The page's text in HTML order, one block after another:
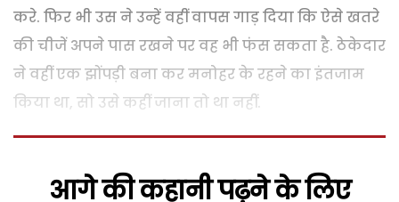
करे. फिर भी उस ने उन्हें वहीं वापस गाड़ दिया कि ऐसे खतरे
की चीजें अपने पास रखने पर वह भी फंस सकता है. ठेकेदार
ने वहीं एक झोंपड़ी बना कर मनोहर के रहने का इंतजाम
किया था, सो उसे कहीं जाना तो था नहीं.
आगे की कहानी पढ़ने के लिए